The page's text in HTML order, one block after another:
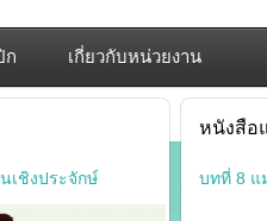
ก เกี่ยวกับหน่วยงาน
เชิงประจักษ์
หนังสือ
บทที่ 8 แ